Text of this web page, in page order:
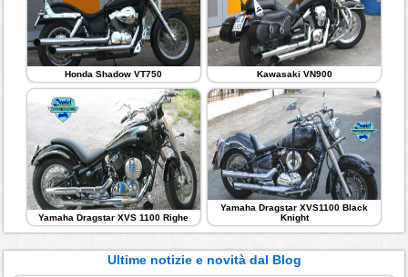
Honda Shadow VT750 Kawasaki VN900
Yamaha Dragstar XVS 1100 Righe
Yamaha Dragstar XVS1100 Black
Knight
Ultime notizie e novità dal Blog